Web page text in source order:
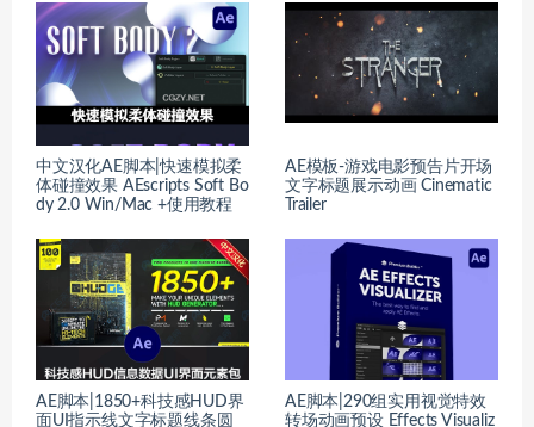
中文汉化AE脚本|快速模拟柔
体碰撞效果 AEscripts Soft Bo
dy 2.0 Win/Mac +使用教程
AE模板-游戏电影预告片开场
文字标题展示动画 Cinematic
Trailer
AE脚本|1850+科技感HUD界
面UI指示线文字标题线条圆
AE脚本|290组实用视觉特效
转场动画预设 Effects Visualiz